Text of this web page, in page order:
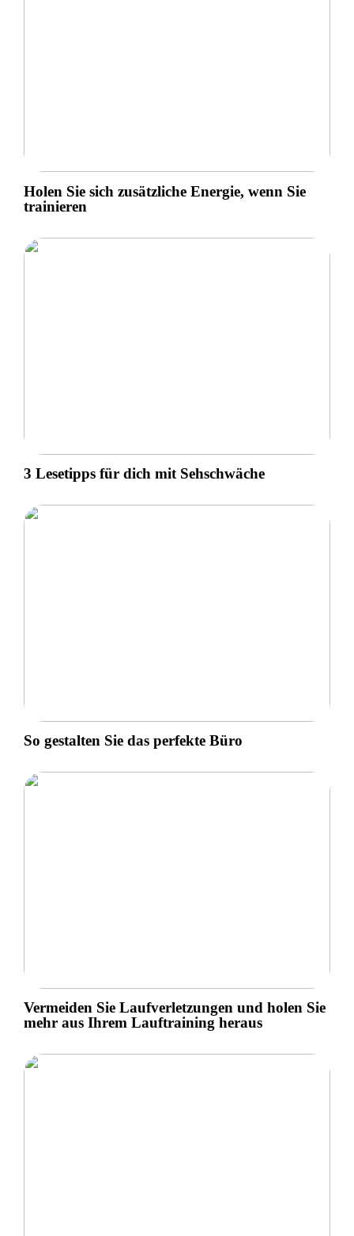
Holen Sie sich zusätzliche Energie, wenn Sie
trainieren
3 Lesetipps für dich mit Sehschwäche
So gestalten Sie das perfekte Büro
Vermeiden Sie Laufverletzungen und holen Sie
mehr aus Ihrem Lauftraining heraus